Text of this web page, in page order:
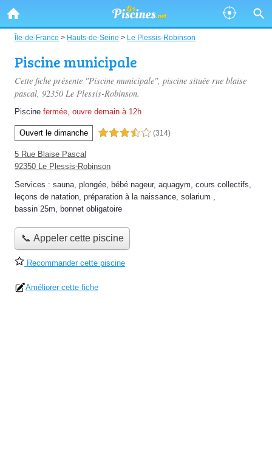
Île-de-France > Hauts-de-Seine > Le Plessis-Robinson
Piscine municipale
Cette fiche présente "Piscine municipale", piscine située rue blaise
pascal, 92350 Le Plessis-Robinson.
Piscine fermée, ouvre demain à 12h
Ouvert le dimanche 3,5 étoiles sur 5 (314)
5 Rue Blaise Pascal
92350 Le Plessis-Robinson
Services : sauna, plongée, bébé nageur, aquagym, cours collectifs,
leçons de natation, préparation à la naissance, solarium ,
bassin 25m, bonnet obligatoire
📞 Appeler cette piscine
Recommander cette piscine
Améliorer cette fiche